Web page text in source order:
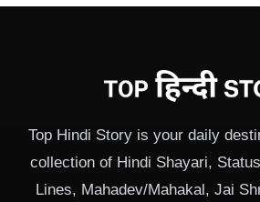
Top Hindi Story is your daily
collection of Hindi Shayari,
Lines, Mahadev/Mahakal, Jai